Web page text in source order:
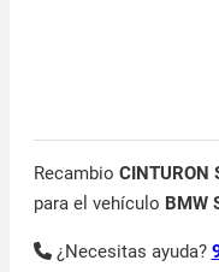
Recambio CINTURON
para el vehículo BMW
¿Necesitas ayuda?